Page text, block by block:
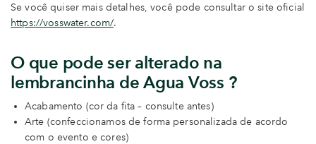
Se você quiser mais detalhes, você pode consultar o site oficial
https://vosswater.com/.
O que pode ser alterado na
lembrancinha de Agua Voss ?
Acabamento (cor da fita – consulte antes)
Arte (confeccionamos de forma personalizada de acordo
com o evento e cores)